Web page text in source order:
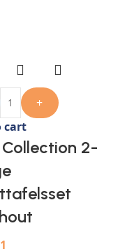
+
cart
Collection 2-